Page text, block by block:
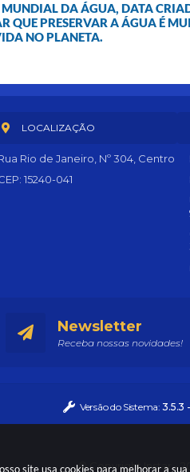
site usa cookies para melhorar a
DA ÁGUA, DATA
QUE PRESERVAR A ÁGUA É
NO PLANETA.
LOCALIZAÇÃO
Rio de Janeiro, Nº 304, Centro
15240-041
Newsletter
Receba nossas novidades!
Versão do Sistema:3.5.3
© Copyright Instar -